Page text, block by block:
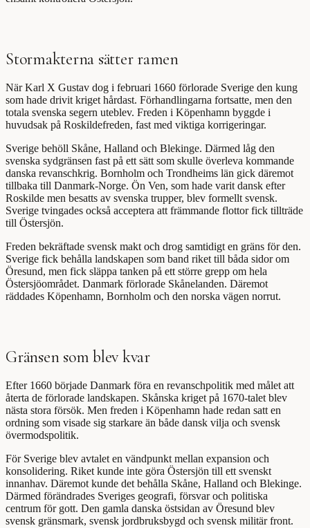
Stormakterna sätter ramen
När Karl X Gustav dog i februari 1660 förlorade Sverige den kung
som hade drivit kriget hårdast. Förhandlingarna fortsatte, men den
totala svenska segern uteblev. Freden i Köpenhamn byggde i
huvudsak på Roskildefreden, fast med viktiga korrigeringar.
Sverige behöll Skåne, Halland och Blekinge. Därmed låg den
svenska sydgränsen fast på ett sätt som skulle överleva kommande
danska revanschkrig. Bornholm och Trondheims län gick däremot
tillbaka till Danmark-Norge. Ön Ven, som hade varit dansk efter
Roskilde men besatts av svenska trupper, blev formellt svensk.
Sverige tvingades också acceptera att främmande flottor fick tillträde
till Östersjön.
Freden bekräftade svensk makt och drog samtidigt en gräns för den.
Sverige fick behålla landskapen som band riket till båda sidor om
Öresund, men fick släppa tanken på ett större grepp om hela
Östersjöområdet. Danmark förlorade Skånelanden. Däremot
räddades Köpenhamn, Bornholm och den norska vägen norrut.
Gränsen som blev kvar
Efter 1660 började Danmark föra en revanschpolitik med målet att
återta de förlorade landskapen. Skånska kriget på 1670-talet blev
nästa stora försök. Men freden i Köpenhamn hade redan satt en
ordning som visade sig starkare än både dansk vilja och svensk
övermodspolitik.
För Sverige blev avtalet en vändpunkt mellan expansion och
konsolidering. Riket kunde inte göra Östersjön till ett svenskt
innanhav. Däremot kunde det behålla Skåne, Halland och Blekinge.
Därmed förändrades Sveriges geografi, försvar och politiska
centrum för gott. Den gamla danska östsidan av Öresund blev
svensk gränsmark, svensk jordbruksbygd och svensk militär front.